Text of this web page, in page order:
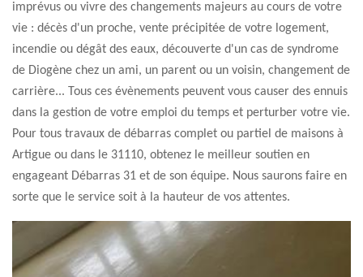
imprévus ou vivre des changements majeurs au cours de votre
vie : décès d'un proche, vente précipitée de votre logement,
incendie ou dégât des eaux, découverte d'un cas de syndrome
de Diogène chez un ami, un parent ou un voisin, changement de
carrière... Tous ces évènements peuvent vous causer des ennuis
dans la gestion de votre emploi du temps et perturber votre vie.
Pour tous travaux de débarras complet ou partiel de maisons à
Artigue ou dans le 31110, obtenez le meilleur soutien en
engageant Débarras 31 et de son équipe. Nous saurons faire en
sorte que le service soit à la hauteur de vos attentes.